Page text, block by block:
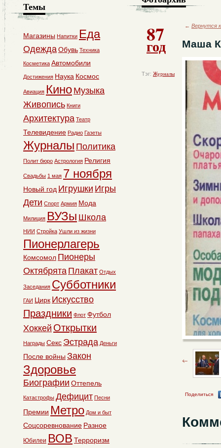
87
год
Тэг: Журналы
← Вернутся
Маша
Поделиться
Темы
Магазины Напитки Еда
ОдеждаОбувь Техника
Косметика Автомобили
Достижения Наука Космос
Авиация Кино Музыка
Живопись Книги
Архитектура Театр
Телевидение Радио Газеты
Журналы Политика
Полит бюро Астрология Религия
Свадьбы 1 мая 7 ноября
Новый год Игрушки Игры
Дети Спорт Армия Мода
Милиция ВУЗы Школа
НИИ Стройка Ушли из жизни
Пионерлагерь
Комсомол Пионеры
Октябрята Плакат Отдых
Заседания Субботники
ГАИ Цирк Искусство
Праздники Флот Футбол
Хоккей Открытки
Награды Секс Эстрада Деньги
После войны Закон
Здоровье
Биографии Оттепель
Катастрофы Дефицит Песни
Премии Метро Дом и быт
Соцсоревнование Разное
Юбилеи ВОВ Терроризм